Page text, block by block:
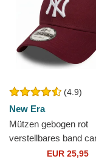
(4.9)
New Era
Mützen gebogen rot
verstellbares band
9FORTY Essential
EUR 25,95